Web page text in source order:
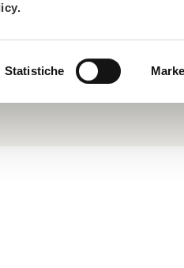
Statistiche
la Vitamina F ottenuta
della macchia (degrada